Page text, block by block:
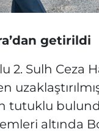
getirildi
2. Sulh Ceza
tutuklu
altında